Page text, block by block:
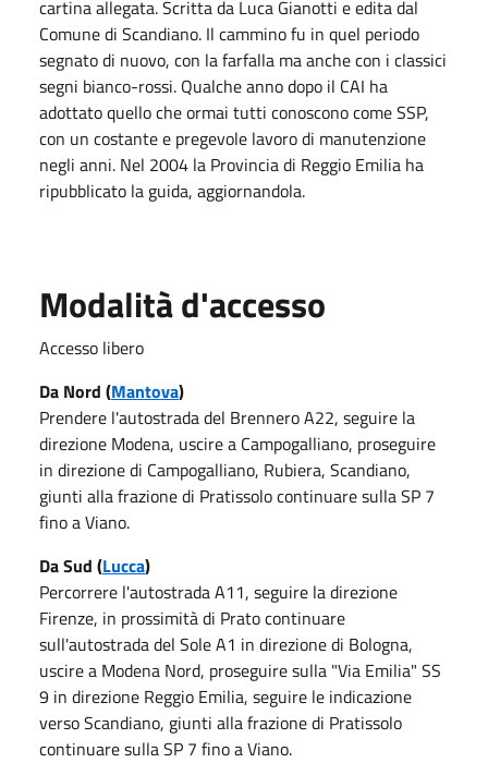
cartina allegata. Scritta da Luca Gianotti e edita dal
Comune di Scandiano. Il cammino fu in quel periodo
segnato di nuovo, con la farfalla ma anche con i classici
segni bianco-rossi. Qualche anno dopo il CAI ha
adottato quello che ormai tutti conoscono come SSP,
con un costante e pregevole lavoro di manutenzione
negli anni. Nel 2004 la Provincia di Reggio Emilia ha
ripubblicato la guida, aggiornandola.
Modalità d'accesso
Accesso libero
Da Nord (Mantova)
Prendere l'autostrada del Brennero A22, seguire la
direzione Modena, uscire a Campogalliano, proseguire
in direzione di Campogalliano, Rubiera, Scandiano,
giunti alla frazione di Pratissolo continuare sulla SP 7
fino a Viano.
Da Sud (Lucca)
Percorrere l'autostrada A11, seguire la direzione
Firenze, in prossimità di Prato continuare
sull'autostrada del Sole A1 in direzione di Bologna,
uscire a Modena Nord, proseguire sulla "Via Emilia" SS
9 in direzione Reggio Emilia, seguire le indicazione
verso Scandiano, giunti alla frazione di Pratissolo
continuare sulla SP 7 fino a Viano.